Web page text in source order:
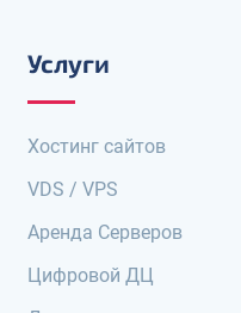
Услуги
Хостинг сайтов
VDS / VPS
Аренда Серверов
Цифровой ДЦ